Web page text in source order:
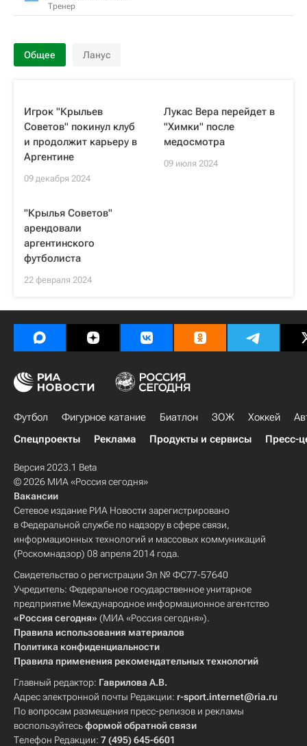
Тренер
Общее Ланус
Игрок "Крыльев
Советов" покинул клуб
и продолжит карьеру в
Аргентине
09 декабря 2024
Лукас Вера перейдет в
"Химки" после
медосмотра
09 июля 2024
"Крылья Советов"
арендовали
аргентинского
футболиста
22 февраля 2024
Футбол Фигурное катание Биатлон ЗОЖ Хоккей
Спецпроекты
Реклама Продукты и сервисы Пресс-
Версия 2023.1 Beta
© 2026 МИА «Россия сегодня»
Вакансии
Сетевое издание РИА Новости зарегистрировано
в Федеральной службе по надзору в сфере связи,
информационных технологий и массовых коммуникаций
(Роскомнадзор) 08 апреля 2014 года.
Свидетельство о регистрации Эл № ФС77-57640
Учредитель: Федеральное государственное унитарное
предприятие Международное информационное агентство
«Россия сегодня» (МИА «Россия сегодня»).
Правила использования материалов
Политика конфиденциальности
Правила применения рекомендательных технологий
Главный редактор: Гаврилова А.В.
Адрес электронной почты Редакции: r-sport.internet@ria.ru
По вопросам размещения пресс-релизов и рекламы
воспользуйтесьформой обратной связи
Телефон Редакции: 7 (495) 645-6601